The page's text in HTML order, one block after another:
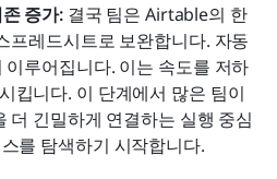
증가: 결국 팀은 Airtable의 한
프레드시트로 보완합니다. 자동
이루어집니다. 이는 속도를 저하
킵니다. 이 단계에서 많은 팀이
더 긴밀하게 연결하는 실행 중심
를 탐색하기 시작합니다.